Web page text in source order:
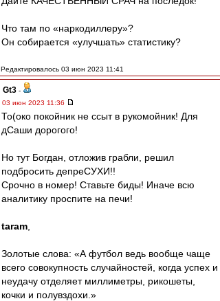
Что там по «наркодиллеру»?
Он собирается «улучшать» статистику?
Редактировалось 03 июн 2023 11:41
Gt3 -
03 июн 2023 11:36
То(око покойник не ссыт в рукомойник! Для
дСаши дорогого!
Но тут Богдан, отложив грабли, решил
подбросить депреСУХИ!!
Срочно в номер! Ставьте биды! Иначе всю
аналитику проспите на печи!
taram
Золотые слова: «А футбол ведь вообще чаще
всего совокупность случайностей, когда успех и
неудачу отделяет миллиметры, рикошеты,
кочки и полувздохи.»